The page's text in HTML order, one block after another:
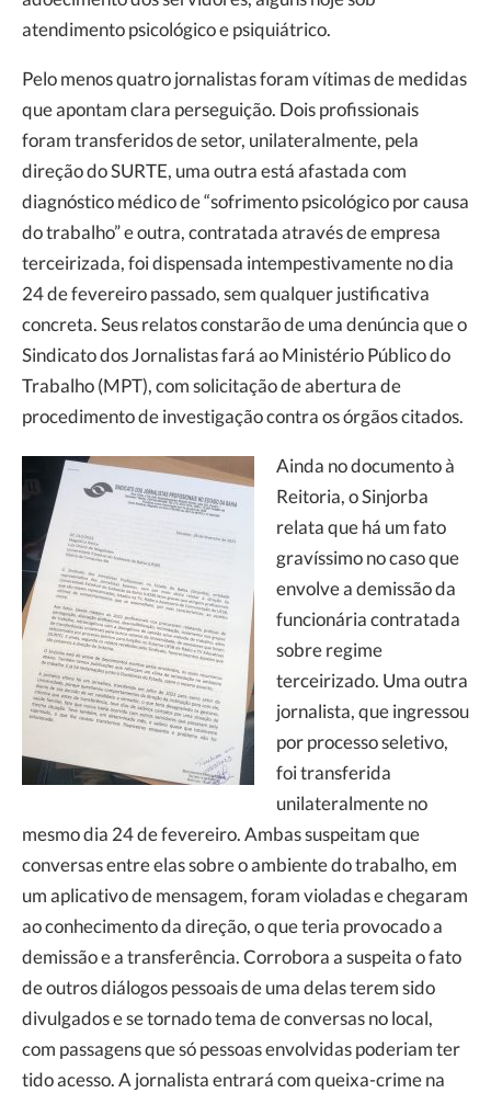
atendimento psicológico e psiquiátrico.
Pelo menos quatro jornalistas foram vítimas de medidas
que apontam clara perseguição. Dois profissionais
foram transferidos de setor, unilateralmente, pela
direção do SURTE, uma outra está afastada com
diagnóstico médico de “sofrimento psicológico por causa
do trabalho” e outra, contratada através de empresa
terceirizada, foi dispensada intempestivamente no dia
24 de fevereiro passado, sem qualquer justificativa
concreta. Seus relatos constarão de uma denúncia que o
Sindicato dos Jornalistas fará ao Ministério Público do
Trabalho (MPT), com solicitação de abertura de
procedimento de investigação contra os órgãos citados.
Ainda no documento à
Reitoria, o Sinjorba
relata que há um fato
gravíssimo no caso que
envolve a demissão da
funcionária contratada
sobre regime
terceirizado. Uma outra
jornalista, que ingressou
por processo seletivo,
foi transferida
unilateralmente no
mesmo dia 24 de fevereiro. Ambas suspeitam que
conversas entre elas sobre o ambiente do trabalho, em
um aplicativo de mensagem, foram violadas e chegaram
ao conhecimento da direção, o que teria provocado a
demissão e a transferência. Corrobora a suspeita o fato
de outros diálogos pessoais de uma delas terem sido
divulgados e se tornado tema de conversas no local,
com passagens que só pessoas envolvidas poderiam ter
tido acesso. A jornalista entrará com queixa-crime na